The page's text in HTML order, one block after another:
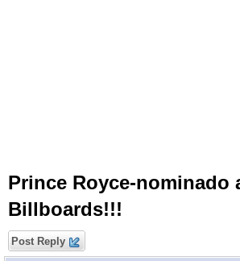
Prince Royce-nominado
Billboards!!!
Post Reply